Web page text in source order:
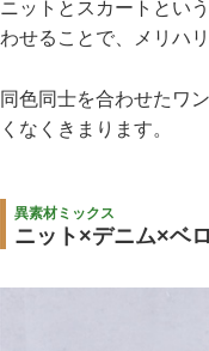
ニットとスカートとい
わせることで、メリハ
同色同士を合わせたワ
くなくきまります。
異素材ミックス
ニット×デニム×ベ